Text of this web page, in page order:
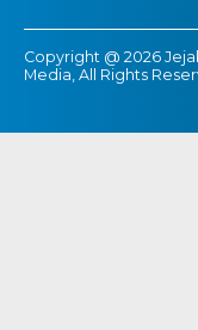
Copyright @ 2026
Media, All Rights